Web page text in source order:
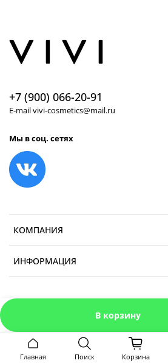
В корзину
КОМПАНИЯ
ИНФОРМАЦИЯ
+7 (900) 066-20-91
E-mail vivi-cosmetics@mail.ru
Мы в соц. сетях
Главная Поиск Корзина